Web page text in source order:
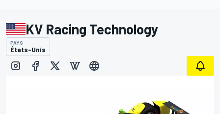
KV Racing Technology
PAYS
États-Unis